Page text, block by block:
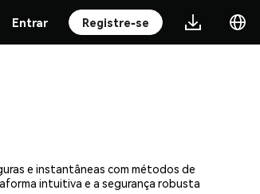
Entrar Registre-se
e instantâneas com métodos de
intuitiva e a segurança robusta